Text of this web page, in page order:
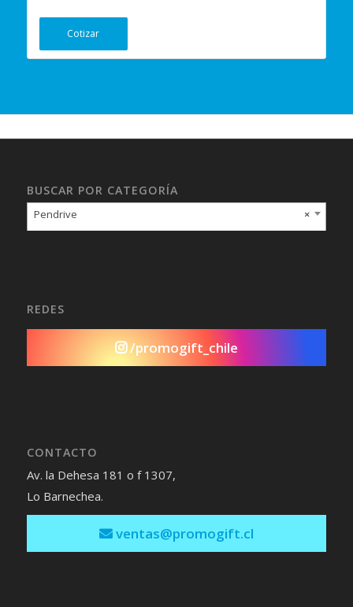
Cotizar
BUSCAR POR CATEGORÍA
×
Pendrive
REDES
/promogift_chile
CONTACTO
Av. la Dehesa 181 o f 1307,
Lo Barnechea.
ventas@promogift.cl